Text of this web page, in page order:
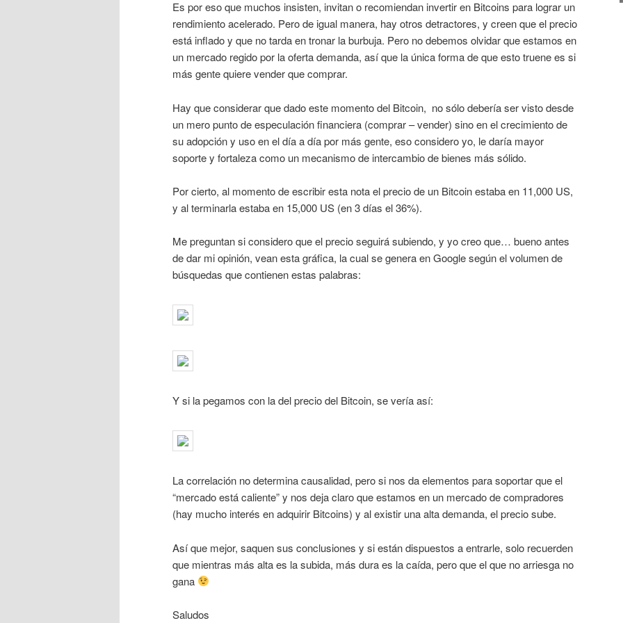
Es por eso que muchos insisten, invitan o recomiendan invertir en Bitcoins para lograr un
rendimiento acelerado. Pero de igual manera, hay otros detractores, y creen que el precio
está inflado y que no tarda en tronar la burbuja. Pero no debemos olvidar que estamos en
un mercado regido por la oferta demanda, así que la única forma de que esto truene es si
más gente quiere vender que comprar.
Hay que considerar que dado este momento del Bitcoin, no sólo debería ser visto desde
un mero punto de especulación financiera (comprar – vender) sino en el crecimiento de
su adopción y uso en el día a día por más gente, eso considero yo, le daría mayor
soporte y fortaleza como un mecanismo de intercambio de bienes más sólido.
Por cierto, al momento de escribir esta nota el precio de un Bitcoin estaba en 11,000 US,
y al terminarla estaba en 15,000 US (en 3 días el 36%).
Me preguntan si considero que el precio seguirá subiendo, y yo creo que… bueno antes
de dar mi opinión, vean esta gráfica, la cual se genera en Google según el volumen de
búsquedas que contienen estas palabras:
Y si la pegamos con la del precio del Bitcoin, se vería así:
La correlación no determina causalidad, pero si nos da elementos para soportar que el
“mercado está caliente” y nos deja claro que estamos en un mercado de compradores
(hay mucho interés en adquirir Bitcoins) y al existir una alta demanda, el precio sube.
Así que mejor, saquen sus conclusiones y si están dispuestos a entrarle, solo recuerden
que mientras más alta es la subida, más dura es la caída, pero que el que no arriesga no
gana
Saludos